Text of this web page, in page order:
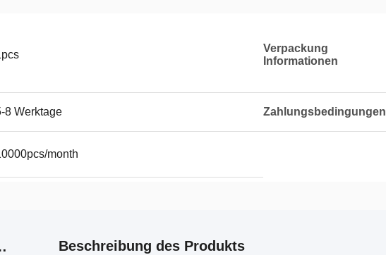
Verpackung
Informationen
8 Werktage Zahlungsbedingungen
month
Beschreibung des Produkts